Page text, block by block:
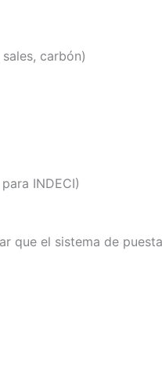
carbón)
INDECI)
que el sistema de